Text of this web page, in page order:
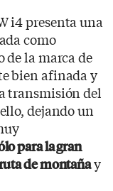
i4 presenta una
como
la marca de
bien afinada y
transmisión del
dejando un
para la gran
de montañay